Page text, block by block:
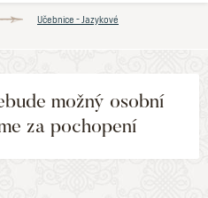
Učebnice - Jazykové
možný osobní
za pochopení